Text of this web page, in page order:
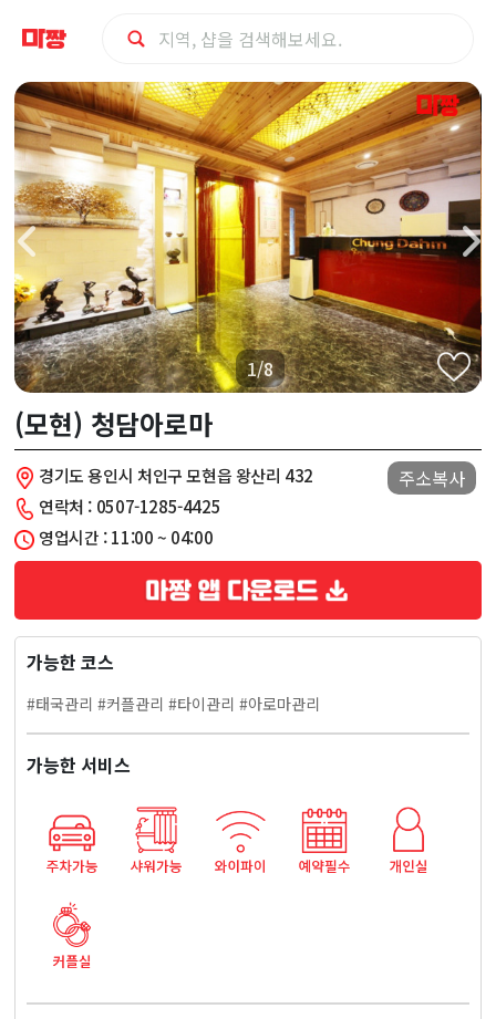
용
인
시
처
인
구
(모
현)
청
담
아
로
마
마
1/8
(모현) 청담아로마
경기도 용인시 처인구 모현읍 왕산리 432 주소복사
연락처 : 0507-1285-4425
영업시간 : 11:00 ~ 04:00
가능한 코스
#태국관리 #커플관리 #타이관리 #아로마관리
가능한 서비스